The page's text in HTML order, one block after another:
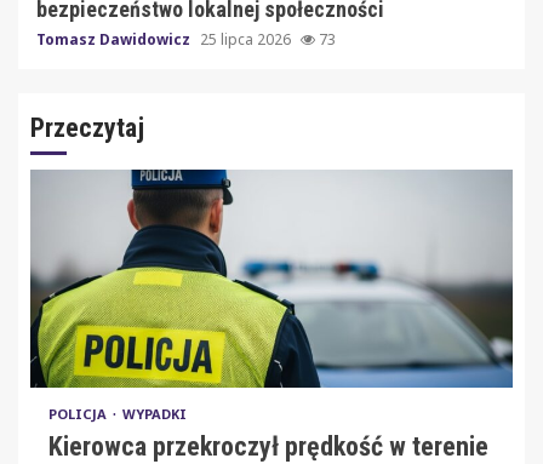
bezpieczeństwo lokalnej społeczności
Tomasz Dawidowicz 25 lipca 2026 73
Przeczytaj
POLICJA WYPADKI
Kierowca przekroczył prędkość w terenie